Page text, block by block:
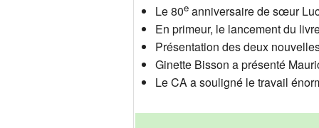
Nos présidentes et
Le 80eanniversaire de sœur
En primeur, le lancement du
Présentation des deux
Ginette Bisson a présenté
Le CA a souligné le travail